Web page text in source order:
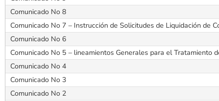
Comunicado No 8
Comunicado No 7 – Instrucción de Solicitudes de Liquidación de
Comunicado No 6
Comunicado No 5 – lineamientos Generales para el Tratamiento
Comunicado No 4
Comunicado No 3
Comunicado No 2